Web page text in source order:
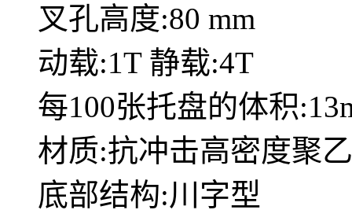
叉孔高度:80 mm
动载:1T 静载:4T
每100张托盘的体积
材质:抗冲击高密度聚
底部结构:川字型